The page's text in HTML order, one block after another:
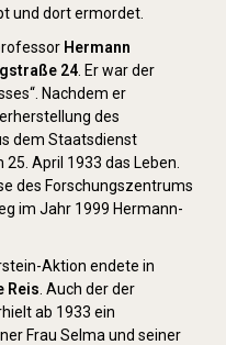
und dort ermordet.
Hermann
24 . Er war der
Nachdem er
des
dem Staatsdienst
April 1933 das Leben.
des Forschungszentrums
im Jahr 1999 Hermann-
Aktion endete in
Reis . Auch der der
ab 1933 ein
Frau Selma und seiner